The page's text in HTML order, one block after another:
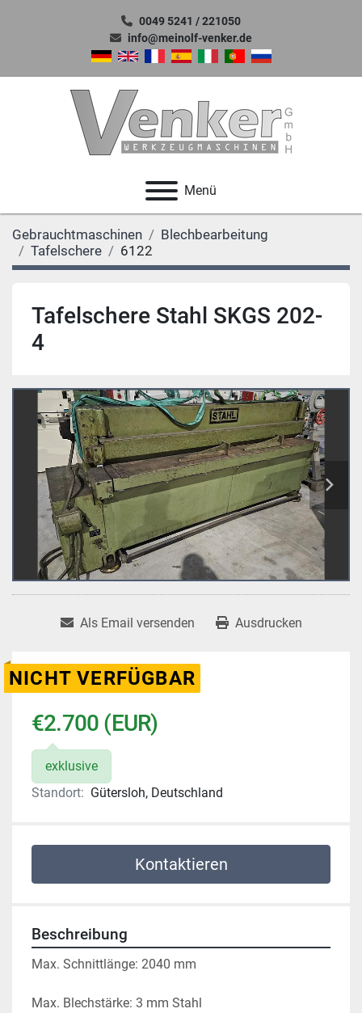
0049 5241 / 221050
info@meinolf-venker.de
Menü
Gebrauchtmaschinen
Blechbearbeitung
Tafelschere
6122
Tafelschere Stahl SKGS 202-
4
Als Email versenden Ausdrucken
NICHT VERFÜGBAR
€2.700 (EUR)
exklusive
Standort: Gütersloh, Deutschland
Kontaktieren
Beschreibung
Max. Schnittlänge: 2040 mm
Max. Blechstärke: 3 mm Stahl